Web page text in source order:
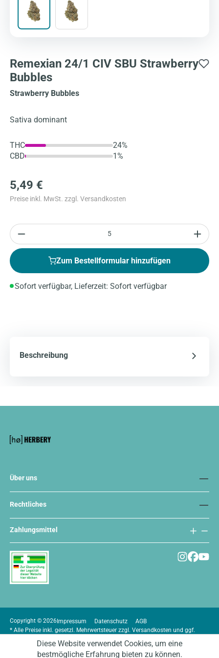
Remexian 24/1 CIV SBU Strawberry
Bubbles
Strawberry Bubbles
Sativa dominant
THC
24%
CBD
1%
5,49 €
Preise inkl. MwSt. zzgl. Versandkosten
Anzahl
Zum Bestellformular hinzufügen
Sofort verfügbar, Lieferzeit: Sofort verfügbar
Beschreibung
Über uns
Rechtliches
Zahlungsmittel
Copyright © 2026 Impressum Datenschutz
AGB
* Alle Preise inkl. gesetzl. Mehrwertsteuer zzgl. Versandkosten und ggf.
Diese Website verwendet Cookies, um eine
bestmögliche Erfahrung bieten zu können.